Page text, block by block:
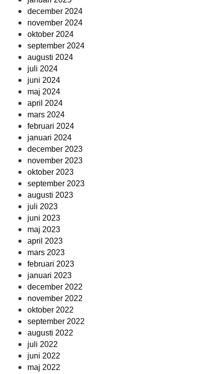
december 2024
november 2024
oktober 2024
september 2024
augusti 2024
juli 2024
juni 2024
maj 2024
april 2024
mars 2024
februari 2024
januari 2024
december 2023
november 2023
oktober 2023
september 2023
augusti 2023
juli 2023
juni 2023
maj 2023
april 2023
mars 2023
februari 2023
januari 2023
december 2022
november 2022
oktober 2022
september 2022
augusti 2022
juli 2022
juni 2022
maj 2022